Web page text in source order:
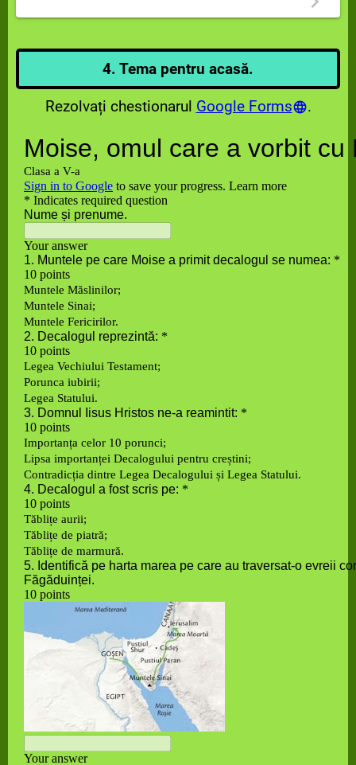
4. Tema pentru acasă.
Rezolvați chestionarul Google Forms .